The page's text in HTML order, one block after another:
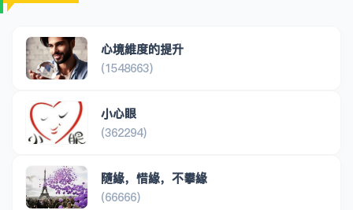
心境維度的提升
(1548663)
小心眼
(362294)
隨緣，惜緣，不攀緣
(66666)